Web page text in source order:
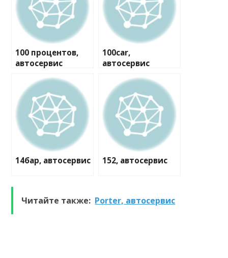
100 процентов,
автосервис
100car,
автосервис
14бар, автосервис 152, автосервис
Читайте также: Porter, автосервис